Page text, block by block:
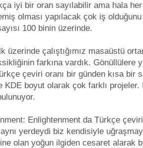
iyi bir oran sayılabilir ama hala
olması yapılacak çok iş
100 binin üzerinde.
üzerinde çalıştığımız masaüstü
farkına vardık. Gönüllülere
çeviri oranı bir günden kısa bir
KDE boyut olarak çok farklı
Enlightenment da Türkçe
yerdeydi biz kendisiyle
olan yoğun ilgiden cesaret alarak